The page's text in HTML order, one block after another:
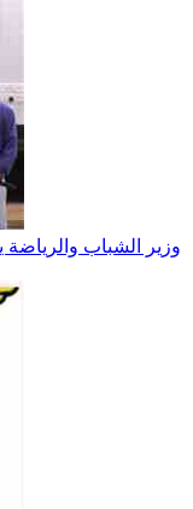
وزير الشباب والرياضة